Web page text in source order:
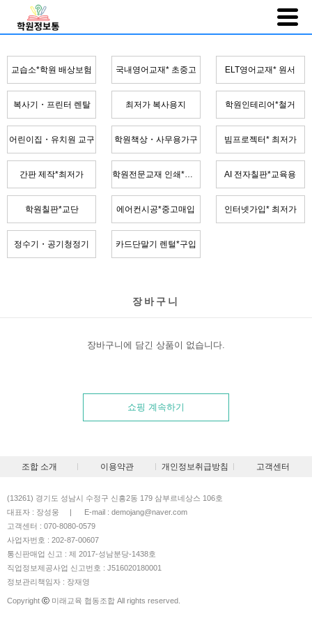
교습소*학원 배상보험 국내영어교재* 초중고 ELT영어교재* 원서
복사기・프린터 렌탈 최저가 복사용지 학원인테리어*철거
어린이집・유치원 교구 학원책상・사무용가구 빔프로젝터* 최저가
간판 제작*최저가 학원전문교재 인쇄*제본 AI 전자칠판*교육용
학원칠판*교단 에어컨시공*중고매입 인터넷가입* 최저가
정수기・공기청정기 카드단말기 렌털*구입
장바구니
장바구니에 담긴 상품이 없습니다.
쇼핑 계속하기
조합 소개 이용약관 개인정보취급방침 고객센터
(13261) 경기도 성남시 수정구 신흥2동 179 삼부르네상스 106호
대표자 : 장성웅
|
E-mail : demojang@naver.com
고객센터 : 070-8080-0579
사업자번호 : 202-87-00607
통신판매업 신고 : 제 2017-성남분당-1438호
직업정보제공사업 신고번호 : J516020180001
정보관리책임자 : 장재영
Copyright ⓒ 미래교육 협동조합 All rights reserved.